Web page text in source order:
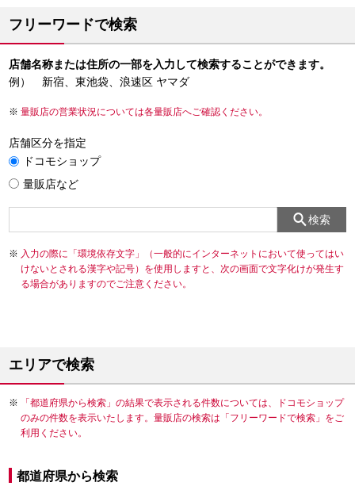
フリーワードで検索
店舗名称または住所の一部を入力して検索することができます。
例） 新宿、東池袋、浪速区 ヤマダ
量販店の営業状況については各量販店へご確認ください。
店舗区分を指定
ドコモショップ
量販店など
検索
入力の際に「環境依存文字」（一般的にインターネットにおいて使ってはい
けないとされる漢字や記号）を使用しますと、次の画面で文字化けが発生す
る場合がありますのでご注意ください。
エリアで検索
「都道府県から検索」の結果で表示される件数については、ドコモショップ
のみの件数を表示いたします。量販店の検索は「フリーワードで検索」をご
利用ください。
都道府県から検索